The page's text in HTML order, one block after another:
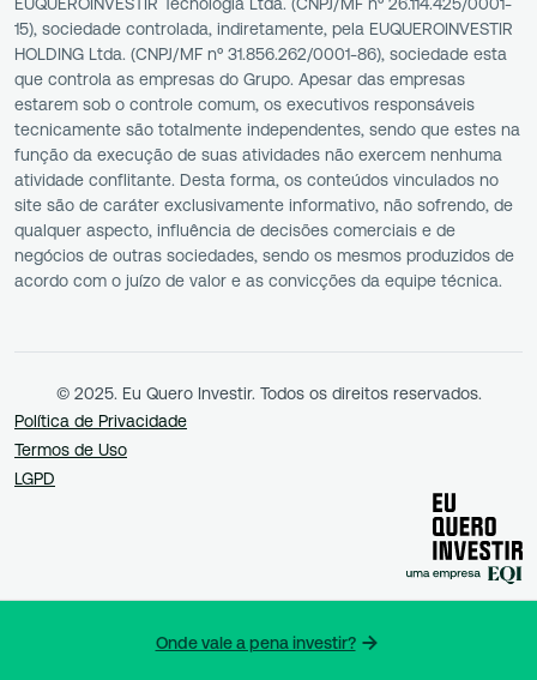
Onde vale a pena investir?
15), sociedade controlada, indiretamente, pela EUQUEROINVESTIR
HOLDING Ltda. (CNPJ/MF nº 31.856.262/0001-86), sociedade esta
que controla as empresas do Grupo. Apesar das empresas
estarem sob o controle comum, os executivos responsáveis
tecnicamente são totalmente independentes, sendo que estes na
função da execução de suas atividades não exercem nenhuma
atividade conflitante. Desta forma, os conteúdos vinculados no
site são de caráter exclusivamente informativo, não sofrendo, de
qualquer aspecto, influência de decisões comerciais e de
negócios de outras sociedades, sendo os mesmos produzidos de
acordo com o juízo de valor e as convicções da equipe técnica.
© 2025. Eu Quero Investir. Todos os direitos reservados.
Política de Privacidade
Termos de Uso
LGPD